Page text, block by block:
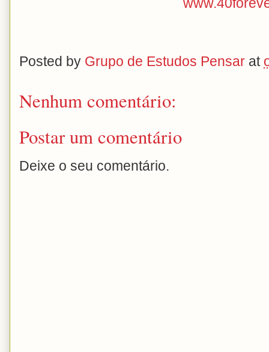
Posted by Grupo de Estudos Pensar at
Nenhum comentário:
Postar um comentário
Deixe o seu comentário.